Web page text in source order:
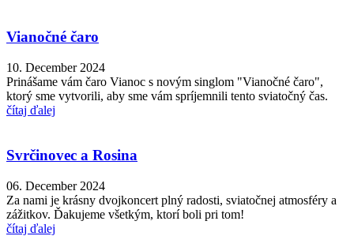
Vianočné čaro
10. December 2024
Prinášame vám čaro Vianoc s novým singlom "Vianočné čaro",
ktorý sme vytvorili, aby sme vám spríjemnili tento sviatočný čas.
čítaj ďalej
Svrčinovec a Rosina
06. December 2024
Za nami je krásny dvojkoncert plný radosti, sviatočnej atmosféry a
zážitkov. Ďakujeme všetkým, ktorí boli pri tom!
čítaj ďalej